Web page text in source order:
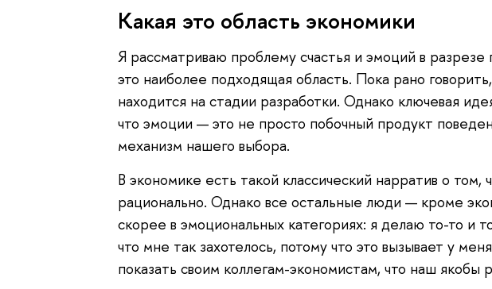
Какая это область экономики
Я рассматриваю проблему счастья и эмоций в
это наиболее подходящая область. Пока рано
находится на стадии разработки. Однако ключевая
что эмоции — это не просто побочный продукт
механизм нашего выбора.
В экономике есть такой классический нарратив о
рационально. Однако все остальные люди — кроме
скорее в эмоциональных категориях: я делаю то-то и
что мне так захотелось, потому что это вызывает у
показать своим коллегам-экономистам, что наш якобы